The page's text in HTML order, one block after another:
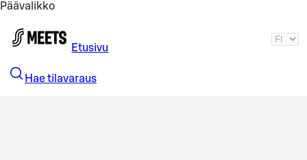
Päävalikko
Etusivu
Hae tilavaraus